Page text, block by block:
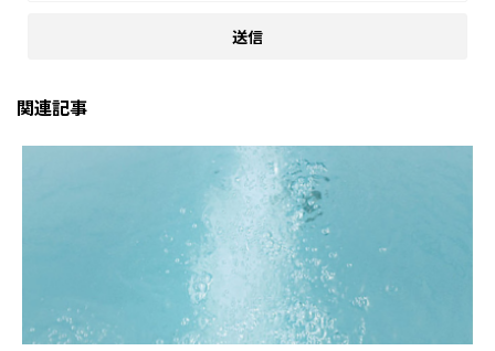
関連記事